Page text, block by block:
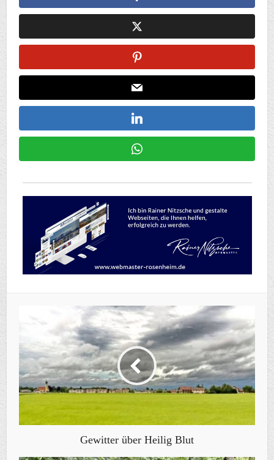
Gewitter über Heilig Blut